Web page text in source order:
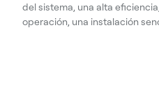
del sistema, una alta
operación, una instalación